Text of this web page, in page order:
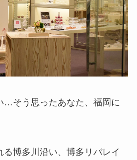
…そう思ったあなた、福岡に
博多川沿い、博多リバレイ